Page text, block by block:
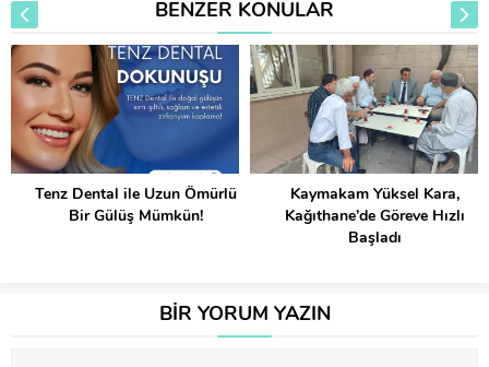
BENZER KONULAR
Tenz Dental ile Uzun Ömürlü
Bir Gülüş Mümkün!
Kaymakam Yüksel Kara,
Kağıthane’de Göreve Hızlı
Başladı
BİR YORUM YAZIN